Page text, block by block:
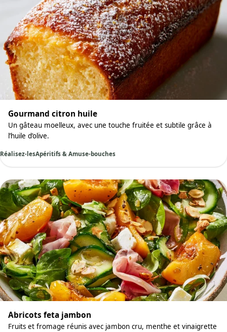
Gourmand citron huile
Un gâteau moelleux, avec une touche fruitée et subtile grâce à
l’huile d’olive.
Réalisez-lesApéritifs & Amuse-bouches
Abricots feta jambon
Fruits et fromage réunis avec jambon cru, menthe et vinaigrette